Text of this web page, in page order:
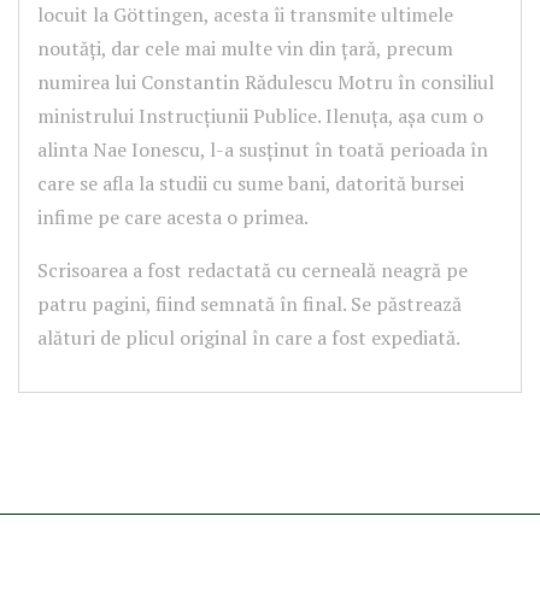
locuit la Göttingen, acesta îi transmite ultimele
noutăți, dar cele mai multe vin din țară, precum
numirea lui Constantin Rădulescu Motru în consiliul
ministrului Instrucțiunii Publice. Ilenuța, așa cum o
alinta Nae Ionescu, l-a susținut în toată perioada în
care se afla la studii cu sume bani, datorită bursei
infime pe care acesta o primea.
Scrisoarea a fost redactată cu cerneală neagră pe
patru pagini, fiind semnată în final. Se păstrează
alături de plicul original în care a fost expediată.